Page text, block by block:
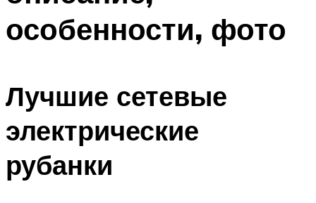
особенности, фото
Лучшие сетевые
электрические
рубанки